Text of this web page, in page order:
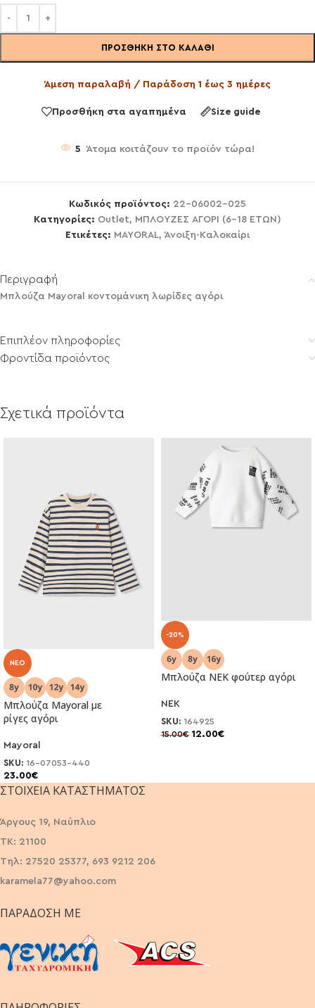
ΠΡΟΣΘΉΚΗ ΣΤΟ ΚΑΛΆΘΙ
Άμεση παραλαβή / Παράδοση 1 έως 3 ημέρες
Προσθήκη στα αγαπημένα Size guide
5 Άτομα κοιτάζουν το προϊόν τώρα!
Κωδικός προϊόντος: 22-06002-025
Κατηγορίες: Outlet, ΜΠΛΟΥΖΕΣ ΑΓΟΡΙ (6-18 ΕΤΩΝ)
Ετικέτες: MAYORAL, Άνοιξη-Καλοκαίρι
Περιγραφή
Μπλούζα Mayoral κοντομάνικη λωρίδες αγόρι
Επιπλέον πληροφορίες
Φροντίδα προϊόντος
Σχετικά προϊόντα
NEO
Μπλούζα Μayoral με
ρίγες αγόρι
Mayoral
SKU: 16-07053-440
23.00€
-20%
Μπλούζα ΝΕΚ φούτερ αγόρι
NEK
SKU: 164925
15.00€ 12.00€
ΣΤΟΙΧΕΊΑ ΚΑΤΑΣΤΉΜΑΤΟΣ
Άργους 19, Ναύπλιο
ΤΚ: 21100
Τηλ: 27520 25377, 693 9212 206
karamela77@yahoo.com
ΠΑΡΆΔΟΣΗ ΜΕ